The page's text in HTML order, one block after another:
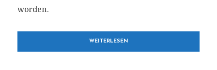
worden.
WEITERLESEN